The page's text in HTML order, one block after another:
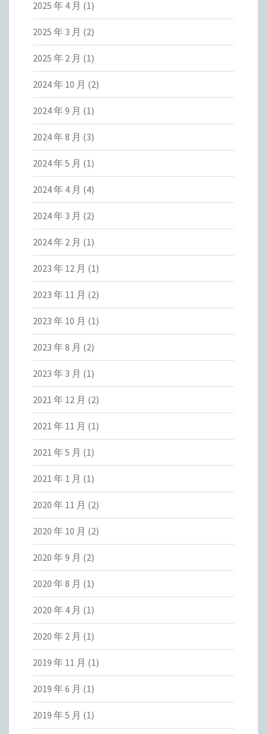
2025 年 4 月 (1)
2025 年 3 月 (2)
2025 年 2 月 (1)
2024 年 10 月 (2)
2024 年 9 月 (1)
2024 年 8 月 (3)
2024 年 5 月 (1)
2024 年 4 月 (4)
2024 年 3 月 (2)
2024 年 2 月 (1)
2023 年 12 月 (1)
2023 年 11 月 (2)
2023 年 10 月 (1)
2023 年 8 月 (2)
2023 年 3 月 (1)
2021 年 12 月 (2)
2021 年 11 月 (1)
2021 年 5 月 (1)
2021 年 1 月 (1)
2020 年 11 月 (2)
2020 年 10 月 (2)
2020 年 9 月 (2)
2020 年 8 月 (1)
2020 年 4 月 (1)
2020 年 2 月 (1)
2019 年 11 月 (1)
2019 年 6 月 (1)
2019 年 5 月 (1)